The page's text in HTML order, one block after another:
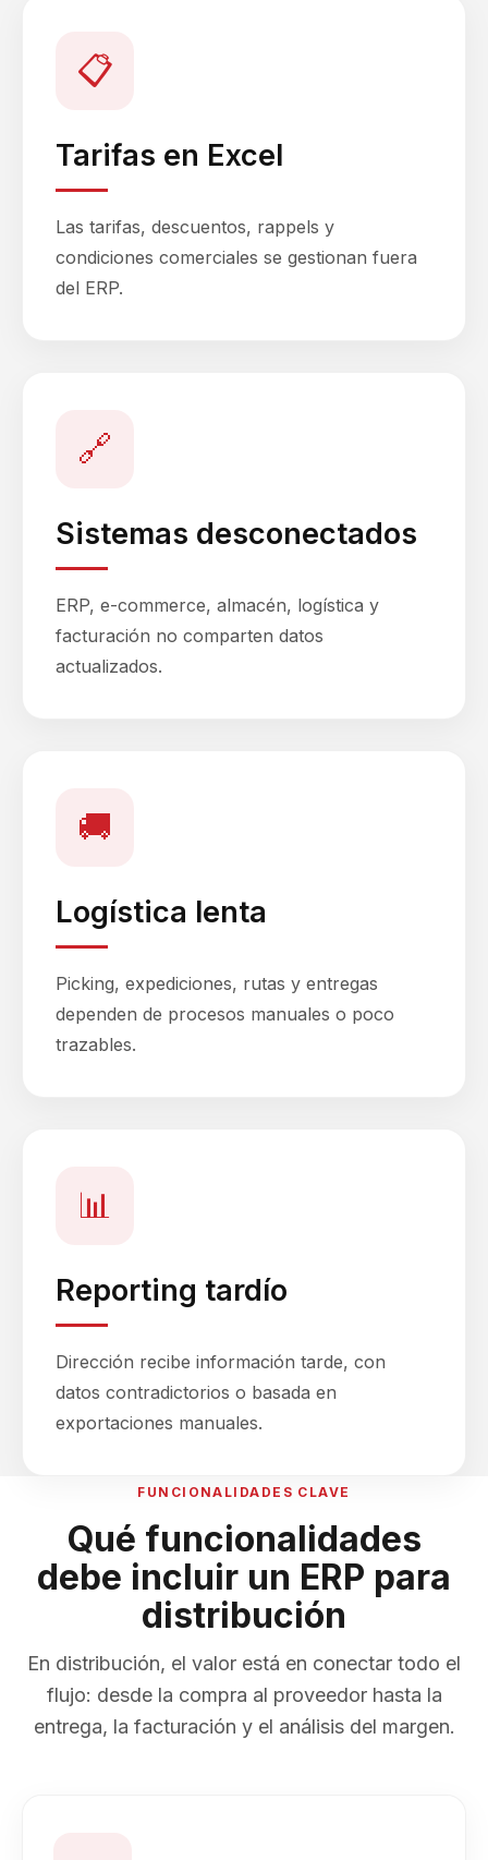
📋
Tarifas en Excel
Las tarifas, descuentos, rappels y
condiciones comerciales se gestionan fuera
del ERP.
🔗
Sistemas desconectados
ERP, e-commerce, almacén, logística y
facturación no comparten datos
actualizados.
🚚
Logística lenta
Picking, expediciones, rutas y entregas
dependen de procesos manuales o poco
trazables.
📊
Reporting tardío
Dirección recibe información tarde, con
datos contradictorios o basada en
exportaciones manuales.
FUNCIONALIDADES CLAVE
Qué funcionalidades
debe incluir un ERP para
distribución
En distribución, el valor está en conectar todo el
flujo: desde la compra al proveedor hasta la
entrega, la facturación y el análisis del margen.